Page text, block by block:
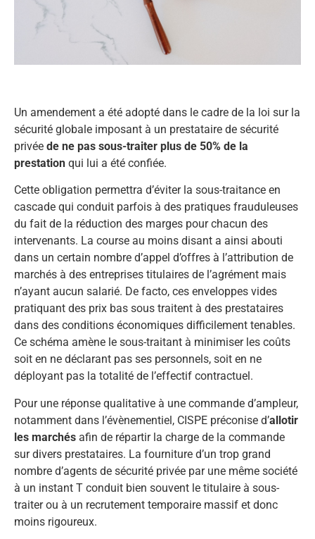
Un amendement a été adopté dans le cadre de la loi sur la
sécurité globale imposant à un prestataire de sécurité
privée de ne pas sous-traiter plus de 50% de la
prestation qui lui a été confiée.
Cette obligation permettra d’éviter la sous-traitance en
cascade qui conduit parfois à des pratiques frauduleuses
du fait de la réduction des marges pour chacun des
intervenants. La course au moins disant a ainsi abouti
dans un certain nombre d’appel d’offres à l’attribution de
marchés à des entreprises titulaires de l’agrément mais
n’ayant aucun salarié. De facto, ces enveloppes vides
pratiquant des prix bas sous traitent à des prestataires
dans des conditions économiques difficilement tenables.
Ce schéma amène le sous-traitant à minimiser les coûts
soit en ne déclarant pas ses personnels, soit en ne
déployant pas la totalité de l’effectif contractuel.
Pour une réponse qualitative à une commande d’ampleur,
notamment dans l’évènementiel, CISPE préconise d’allotir
les marchés afin de répartir la charge de la commande
sur divers prestataires. La fourniture d’un trop grand
nombre d’agents de sécurité privée par une même société
à un instant T conduit bien souvent le titulaire à sous-
traiter ou à un recrutement temporaire massif et donc
moins rigoureux.